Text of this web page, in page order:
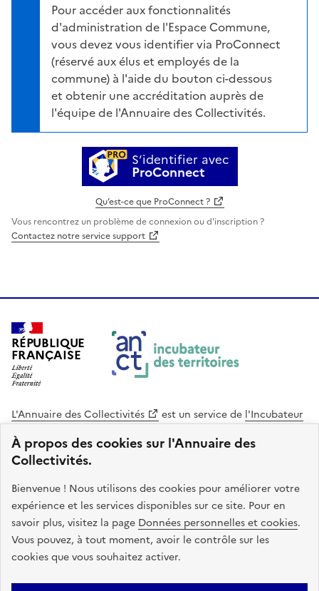
À propos des cookies sur l'Annuaire des
Collectivités.
Bienvenue ! Nous utilisons des cookies pour améliorer votre
expérience et les services disponibles sur ce site. Pour en
savoir plus, visitez la page Données personnelles et cookies.
Vous pouvez, à tout moment, avoir le contrôle sur les
cookies que vous souhaitez activer.
Pour accéder aux fonctionnalités
d'administration de l'Espace Commune,
vous devez vous identifier via ProConnect
(réservé aux élus et employés de la
commune) à l'aide du bouton ci-dessous
et obtenir une accréditation auprès de
l'équipe de l'Annuaire des Collectivités.
S’identifier avec
ProConnect
Qu’est-ce que ProConnect ?
Vous rencontrez un problème de connexion ou d'inscription ?
Contactez notre service support
RÉPUBLIQUE
FRANÇAISE
L'Annuaire des Collectivités est un service de l'Incubateur
Cohésion des Territoires
. Le code source de ce site web
est disponible en licence libre. Le design de ce site est conçu
avec le système de design de l’État.
legifrance.gouv.fr
info.gouv.fr
service-public.gouv.fr
data.gouv.fr
Plan du site Accessibilite : non conforme Mentions légales